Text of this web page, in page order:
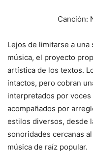
Canción:
Lejos de limitarse a una
música, el proyecto
artística de los textos.
intactos, pero cobran
interpretados por
acompañados por
estilos diversos, desde
sonoridades cercanas
música de raíz popular.